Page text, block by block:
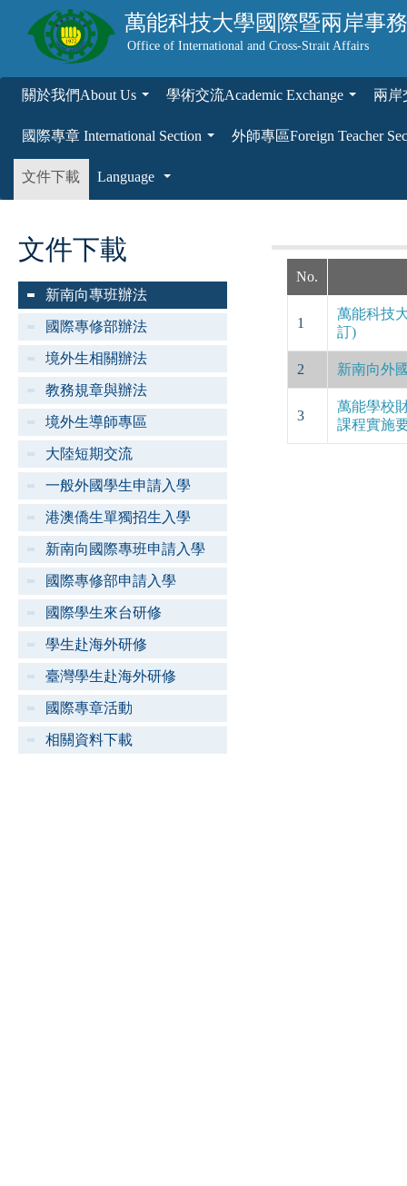
萬能科技大學國際暨兩岸事
Office of International and Cross-Strait Affairs
關於我們About Us 學術交流Academic Exchange 兩岸
國際專章 International Section 外師專區Foreign Teacher
文件下載 Language
文件下載
新南向專班辦法
國際專修部辦法
境外生相關辦法
教務規章與辦法
境外生導師專區
大陸短期交流
一般外國學生申請入學
港澳僑生單獨招生入學
新南向國際專班申請入學
國際專修部申請入學
國際學生來台研修
學生赴海外研修
臺灣學生赴海外研修
國際專章活動
相關資料下載
No.
1
萬能科技
訂)
2 新南向外
3
萬能學校
課程實施